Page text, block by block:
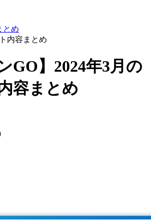
とめ
内容まとめ
GO】2024年3月の
容まとめ